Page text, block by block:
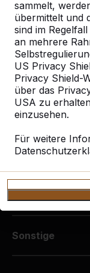
sammelt,
übermittelt und
sind im
an mehrere
US Privacy
Privacy Shield-
über das
USA zu
einzusehen.
Für weitere
42781 Haan
Deutschland
+49 212 934
Kundenservice
Sonstige